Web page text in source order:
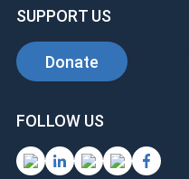
SUPPORT US
Donate
FOLLOW US